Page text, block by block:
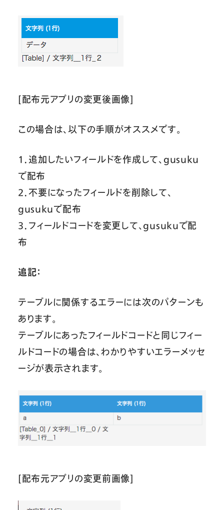
[配布元アプリの変更後画像]
この場合は、以下の手順がオススメです。
１．追加したいフィールドを作成して、gusuku
で配布
２．不要になったフィールドを削除して、
gusukuで配布
３．フィールドコードを変更して、gusukuで配
布
追記：
テーブルに関係するエラーには次のパターンも
あります。
テーブルにあったフィールドコードと同じフィー
ルドコードの場合は、わかりやすいエラーメッセ
ージが表示されます。
[配布元アプリの変更前画像]